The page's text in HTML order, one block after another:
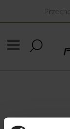
sortuj wg :